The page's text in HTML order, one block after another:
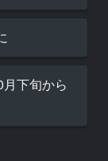
下旬から